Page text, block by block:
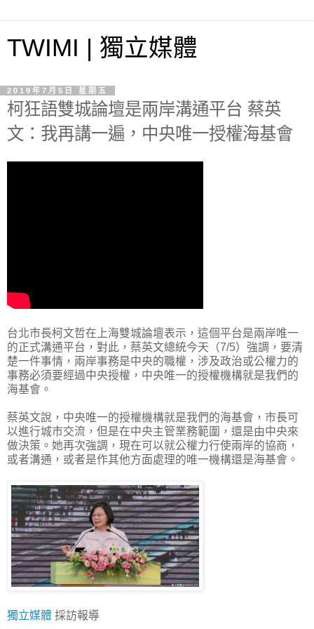
TWIMI | 獨立媒體
2019年7月5日 星期五
柯狂語雙城論壇是兩岸溝通平台 蔡英
文：我再講一遍，中央唯一授權海基會
台北市長柯文哲在上海雙城論壇表示，這個平台是兩岸唯一
的正式溝通平台，對此，蔡英文總統今天（7/5）強調，要清
楚一件事情，兩岸事務是中央的職權，涉及政治或公權力的
事務必須要經過中央授權，中央唯一的授權機構就是我們的
海基會。
蔡英文說，中央唯一的授權機構就是我們的海基會，市長可
以進行城市交流，但是在中央主管業務範圍，還是由中央來
做決策。她再次強調，現在可以就公權力行使兩岸的協商，
或者溝通，或者是作其他方面處理的唯一機構還是海基會。
獨立媒體 採訪報導